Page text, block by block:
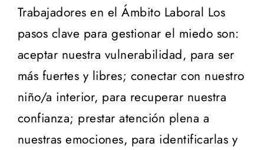
Trabajadores en el Ámbito Laboral Los
pasos clave para gestionar el miedo son:
aceptar nuestra vulnerabilidad, para ser
más fuertes y libres; conectar con nuestro
niño/a interior, para recuperar nuestra
confianza; prestar atención plena a
nuestras emociones, para identificarlas y